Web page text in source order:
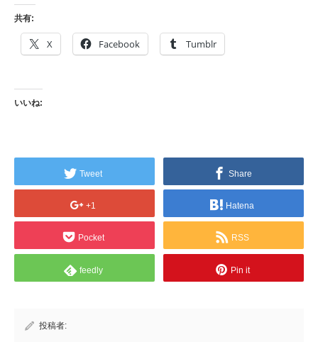
共有:
X Facebook Tumblr
いいね:
Tweet Share
+1 Hatena
Pocket RSS
feedly Pin it
投稿者: